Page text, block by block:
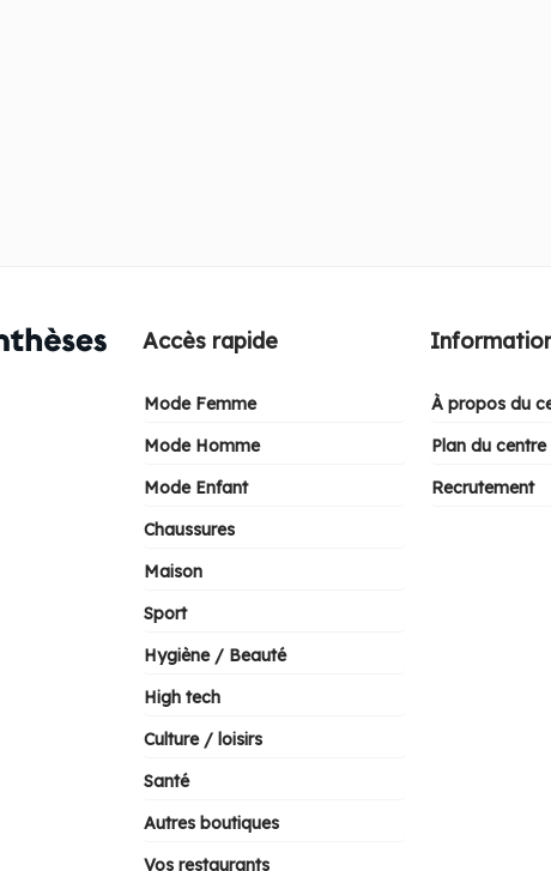
Accès rapide
Mode Femme
Mode Homme
Mode Enfant
Chaussures
Maison
Sport
Hygiène / Beauté
High tech
Culture / loisirs
Santé
Autres boutiques
Vos restaurants
À propos du
Plan du centre
Recrutement